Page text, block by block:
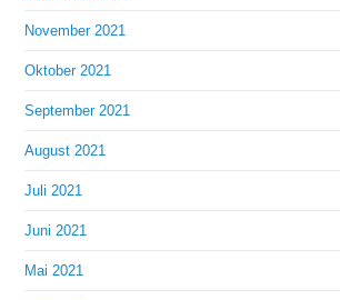
November 2021
Oktober 2021
September 2021
August 2021
Juli 2021
Juni 2021
Mai 2021